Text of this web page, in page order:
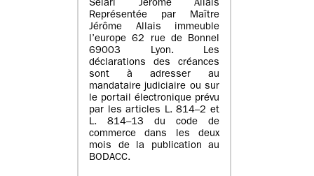
Selarl Jerome Allais
Représentée par Maître
Jérôme Allais immeuble
l’europe 62 rue de Bonnel
69003 Lyon. Les
déclarations des créances
sont à adresser au
mandataire judiciaire ou sur
le portail électronique prévu
par les articles L. 814–2 et
L. 814–13 du code de
commerce dans les deux
mois de la publication au
BODACC.